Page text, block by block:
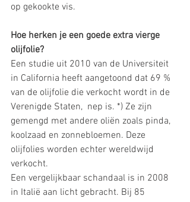
op gekookte vis.
Hoe herken je een goede extra vierge
olijfolie?
Een studie uit 2010 van de Universiteit
in California heeft aangetoond dat 69 %
van de olijfolie die verkocht wordt in de
Verenigde Staten,  nep is. *) Ze zijn
gemengd met andere oliën zoals pinda,
koolzaad en zonnebloemen. Deze
olijfolies worden echter wereldwijd
verkocht.
Een vergelijkbaar schandaal is in 2008
in Italië aan licht gebracht. Bij 85